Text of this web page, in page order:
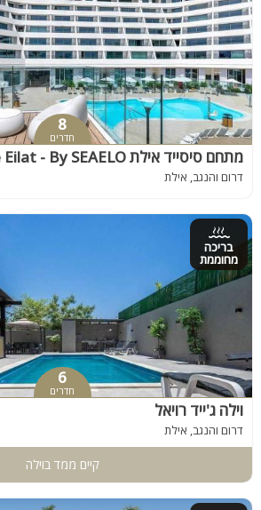
8
חדרים
מתחם סיסייד אילת SeaSide Eilat - By SEAELO
דרום והנגב, אילת
בריכה
מחוממת
6
חדרים
וילה ג'ייד רויאל
דרום והנגב, אילת
קיים ממד בוילה